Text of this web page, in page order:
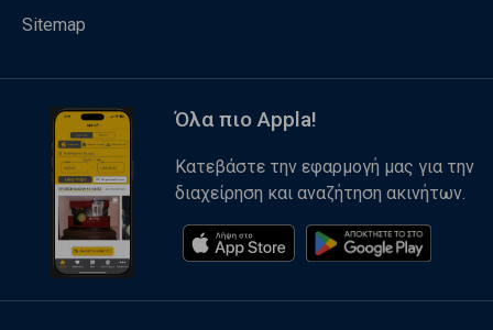
Sitemap
Όλα πιο Appla!
Κατεβάστε την εφαρμογή μας για την
διαχείρηση και αναζήτηση ακινήτων.